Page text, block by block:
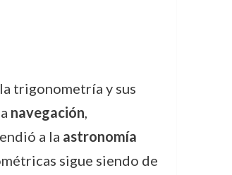
trigonometría y sus
navegación,
a la astronomía
sigue siendo de